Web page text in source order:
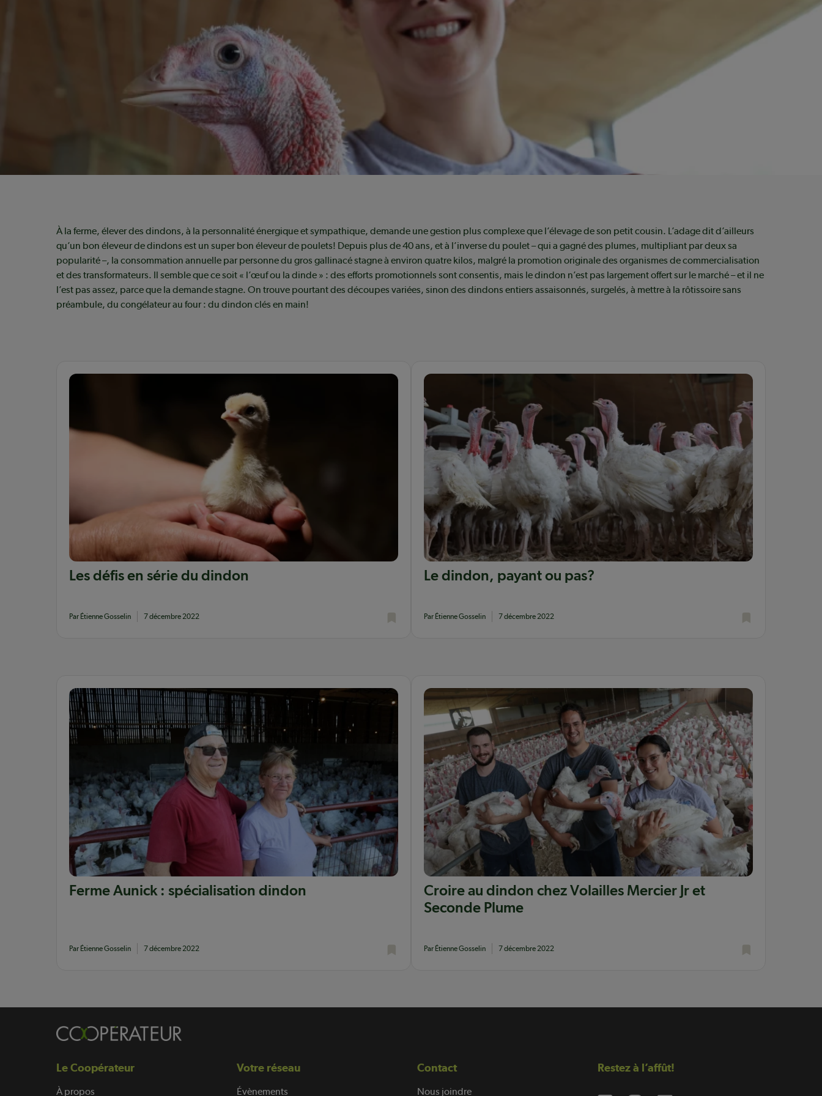
en Ontario et au Québec, où se concentre 63 % de
la production canadienne, le secteur a généré 367
millions $ en 2020. Toujours dans l’ombre de celle
du poulet, l’industrie du dindon ne manque
cependant pas de défis – ni de produits hautement
À la ferme, élever des dindons, à la personnalité énergique et sympathique, demande une gestion plus complexe que l’élevage de son petit cousin. L’adage dit d’ailleurs
qu’un bon éleveur de dindons est un super bon éleveur de poulets! Depuis plus de 40 ans, et à l’inverse du poulet – qui a gagné des plumes, multipliant par deux sa
popularité –, la consommation annuelle par personne du gros gallinacé stagne à environ quatre kilos, malgré la promotion originale des organismes de commercialisation
et des transformateurs. Il semble que ce soit « l’œuf ou la dinde » : des efforts promotionnels sont consentis, mais le dindon n’est pas largement offert sur le marché – et il ne
l’est pas assez, parce que la demande stagne. On trouve pourtant des découpes variées, sinon des dindons entiers assaisonnés, surgelés, à mettre à la rôtissoire sans
préambule, du congélateur au four : du dindon clés en main!
Les défis en série du dindon
Par Étienne Gosselin 7 décembre 2022
Le dindon, payant ou pas?
Par Étienne Gosselin 7 décembre 2022
Ferme Aunick : spécialisation dindon
Par Étienne Gosselin 7 décembre 2022
Croire au dindon chez Volailles Mercier Jr et
Seconde Plume
Par Étienne Gosselin 7 décembre 2022
Le Coopérateur
À propos
Votre réseau
Évènements
Contact
Nous joindre
Restez à l’affût!